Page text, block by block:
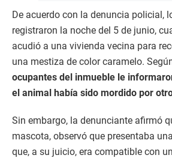
De acuerdo con la denuncia policial,
registraron la noche del 5 de junio,
acudió a una vivienda vecina para
una mestiza de color caramelo.
ocupantes del inmueble le
el animal había sido mordido por
Sin embargo, la denunciante afirmó
mascota, observó que presentaba
que, a su juicio, era compatible con